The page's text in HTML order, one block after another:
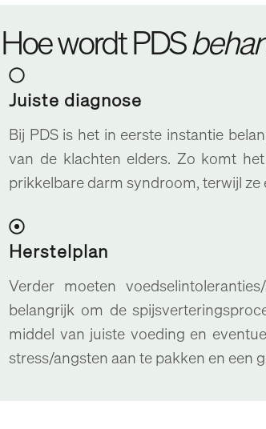
Hoe wordt PDS
Juiste diagnose
Bij PDS is het in eerste instantie
van de klachten elders. Zo komt
prikkelbare darm syndroom, terwijl
Herstelplan
Verder moeten
belangrijk om de
middel van juiste voeding en
stress/angsten aan te pakken en een